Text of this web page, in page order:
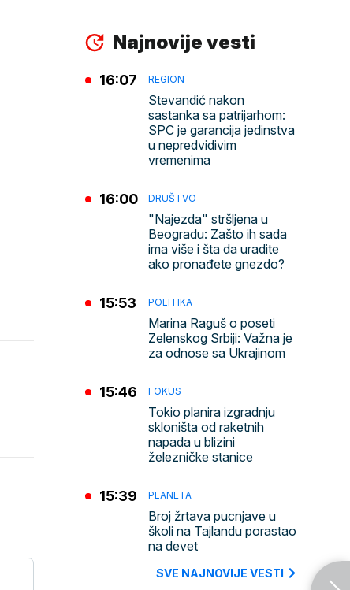
Najnovije vesti
REGION
Stevandić nakon
sastanka sa patrijarhom:
SPC je garancija jedinstva
u nepredvidivim
vremenima
16:07
DRUŠTVO
"Najezda" stršljena u
Beogradu: Zašto ih sada
ima više i šta da uradite
ako pronađete gnezdo?
16:00
POLITIKA
Marina Raguš o poseti
Zelenskog Srbiji: Važna je
za odnose sa Ukrajinom
15:53
FOKUS
Tokio planira izgradnju
skloništa od raketnih
napada u blizini
železničke stanice
15:46
PLANETA
Broj žrtava pucnjave u
školi na Tajlandu porastao
na devet
15:39
SVE NAJNOVIJE VESTI